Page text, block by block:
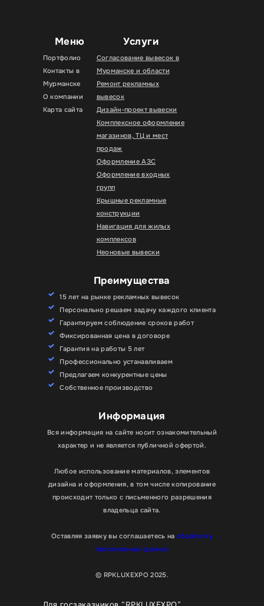
Меню
Портфолио
Контакты в
Мурманске
О компании
Карта сайта
Услуги
Согласование вывесок в
Мурманске и области
Ремонт рекламных
вывесок
Дизайн-проект вывески
Комплексное оформление
магазинов, ТЦ и мест
продаж
Оформление АЗС
Оформление входных
групп
Крышные рекламные
конструкции
Навигация для жилых
комплексов
Неоновые вывески
Преимущества
15 лет на рынке рекламных вывесок
Персонально решаем задачу каждого клиента
Гарантируем соблюдение сроков работ
Фиксированная цена в договоре
Гарантия на работы 5 лет
Профессионально устанавливаем
Предлагаем конкурентные цены
Собственное производство
Информация
Вся информация на сайте носит ознакомительный
характер и не является публичной офертой.
Любое использование материалов, элементов
дизайна и оформления, в том числе копирование
происходит только с письменного разрешения
владельца сайта.
Оставляя заявку вы соглашаетесь на обработку
персональных данных
© RPKLUXEXPO 2025.